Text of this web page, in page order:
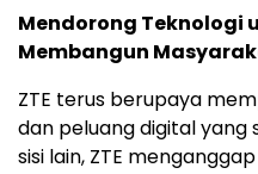
Mendorong Teknologi
Membangun
ZTE terus berupaya
dan peluang digital yang
sisi lain, ZTE